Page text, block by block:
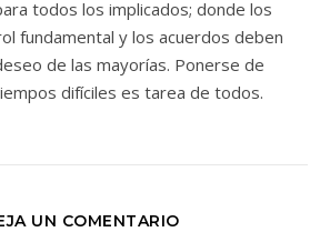
todos los implicados; donde los
fundamental y los acuerdos deben
de las mayorías. Ponerse de
difíciles es tarea de todos.
UN COMENTARIO